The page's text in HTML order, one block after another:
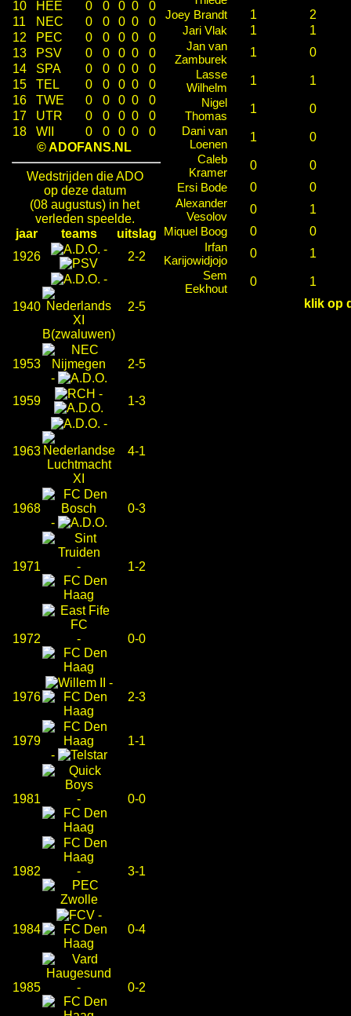
10
HEE 0 0 0 0
0
11
NEC 0 0 0 0
0
12
PEC 0 0 0 0
0
13
PSV 0 0 0 0
0
14
SPA 0 0 0 0
0
15
TEL 0 0 0 0
0
16
TWE 0 0 0 0
0
17
UTR 0 0 0 0
0
18
WII 0 0 0 0
0
© ADOFANS.NL
Wedstrijden die ADO
op deze datum
(08 augustus) in het
verleden speelde.
jaar
teams
uitslag
1926
-
2-2
1940
-
2-5
1953
-
2-5
1959
-
1-3
1963
-
4-1
1968
-
0-3
1971 - 1-2
1972 - 0-0
1976
-
2-3
1979
-
1-1
1981 - 0-0
1982 - 3-1
1984
-
0-4
1985 - 0-2
Joey Brandt
1
2
Jari Vlak
1
1
Jan van
Zamburek
1
0
Lasse
Wilhelm
1
1
Nigel
Thomas
1
0
Dani van
Loenen
1
0
Caleb
Kramer
0
0
Ersi Bode
0
0
Alexander
Vesolov
0
1
Miquel Boog
0
0
Irfan
Karijowidjojo
0
1
Sem
Eekhout
0
1
klik op